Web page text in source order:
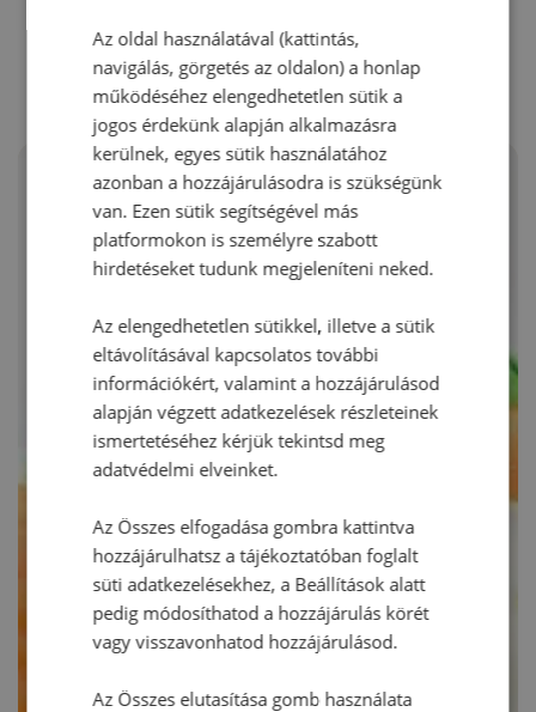
RECEPTAJÁNLÓ
Az oldal használatával (kattintás,
navigálás, görgetés az oldalon) a honlap
működéséhez elengedhetetlen sütik a
jogos érdekünk alapján alkalmazásra
kerülnek, egyes sütik használatához
azonban a hozzájárulásodra is szükségünk
van. Ezen sütik segítségével más
platformokon is személyre szabott
hirdetéseket tudunk megjeleníteni neked.
Az elengedhetetlen sütikkel, illetve a sütik
eltávolításával kapcsolatos további
információkért, valamint a hozzájárulásod
alapján végzett adatkezelések részleteinek
ismertetéséhez kérjük tekintsd meg
adatvédelmi elveinket.
Az Összes elfogadása gombra kattintva
hozzájárulhatsz a tájékoztatóban foglalt
süti adatkezelésekhez, a Beállítások alatt
pedig módosíthatod a hozzájárulás körét
vagy visszavonhatod hozzájárulásod.
Az Összes elutasítása gomb használata